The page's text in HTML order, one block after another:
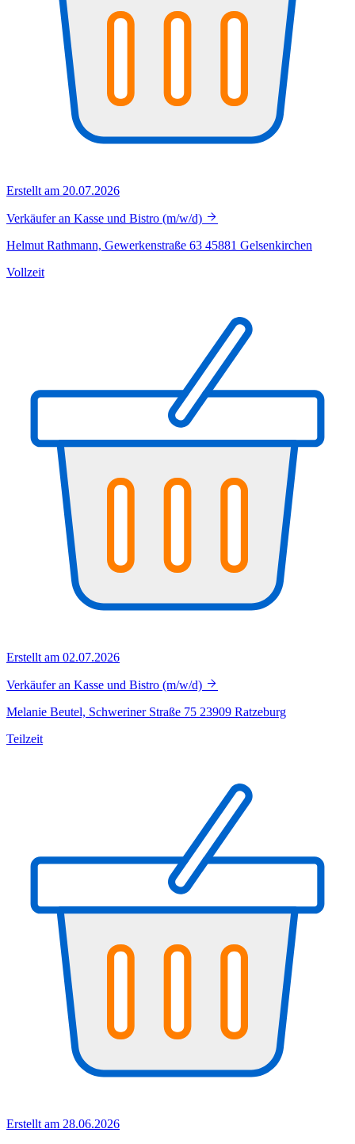
Erstellt am 20.07.2026
Verkäufer an Kasse und Bistro (m/w/d)
Helmut Rathmann, Gewerkenstraße 63 45881 Gelsenkirchen
Vollzeit
Erstellt am 02.07.2026
Verkäufer an Kasse und Bistro (m/w/d)
Melanie Beutel, Schweriner Straße 75 23909 Ratzeburg
Teilzeit
Erstellt am 28.06.2026